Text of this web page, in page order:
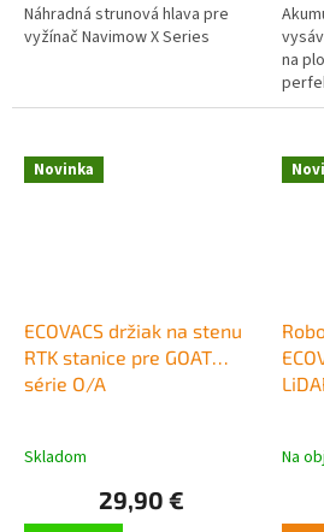
Náhradná strunová hlava pre
vyžínač Navimow X Series
na
V3.
Novinka
ECOVACS držiak na stenu
RTK stanice pre GOAT
série O/A
Skladom
29,90 €
Na